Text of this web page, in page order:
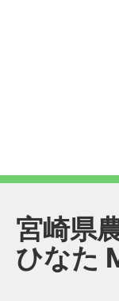
宮崎県
ひなた